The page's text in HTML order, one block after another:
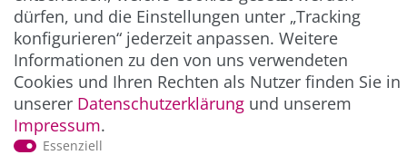
dürfen, und die Einstellungen unter „Tracking
konfigurieren“ jederzeit anpassen. Weitere
Informationen zu den von uns verwendeten
Cookies und Ihren Rechten als Nutzer finden Sie in
unserer Daten­schutz­erklärung und unserem
Impressum.
Essenziell